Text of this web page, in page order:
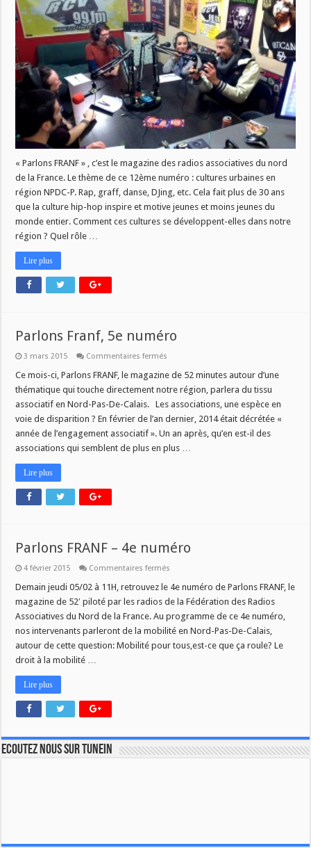
FRANF
#12]
:
Cultures
urbaines
en
Nord
Pas
de
Calais
« Parlons FRANF » , c’est le magazine des radios associatives du nord
de la France. Le thème de ce 12ème numéro : cultures urbaines en
région NPDC-P. Rap, graff, danse, DJing, etc. Cela fait plus de 30 ans
que la culture hip-hop inspire et motive jeunes et moins jeunes du
monde entier. Comment ces cultures se développent-elles dans notre
région ? Quel rôle …
Lire plus
Parlons Franf, 5e numéro
3 mars 2015 Commentaires fermés
Franf,
numéro
Ce mois-ci, Parlons FRANF, le magazine de 52 minutes autour d’une
thématique qui touche directement notre région, parlera du tissu
associatif en Nord-Pas-De-Calais. Les associations, une espèce en
voie de disparition ? En février de l’an dernier, 2014 était décrétée «
année de l’engagement associatif ». Un an après, qu’en est-il des
associations qui semblent de plus en plus …
Lire plus
Parlons FRANF – 4e numéro
4 février 2015 Commentaires fermés
FRANF
4e
numéro
Demain jeudi 05/02 à 11H, retrouvez le 4e numéro de Parlons FRANF, le
magazine de 52′ piloté par les radios de la Fédération des Radios
Associatives du Nord de la France. Au programme de ce 4e numéro,
nos intervenants parleront de la mobilité en Nord-Pas-De-Calais,
autour de cette question: Mobilité pour tous,est-ce que ça roule? Le
droit à la mobilité …
Lire plus
Ecoutez nous sur TuneIn